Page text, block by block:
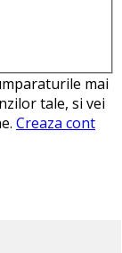
mai
tale, si vei
Creaza cont